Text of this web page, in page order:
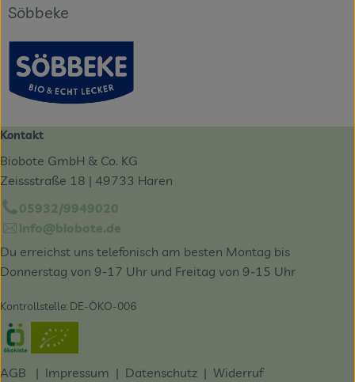
Söbbeke
Kontakt
Biobote GmbH & Co. KG
Zeissstraße 18 | 49733 Haren
05932/9949020
info@biobote.de
Du erreichst uns telefonisch am besten Montag bis
Donnerstag von 9-17 Uhr und Freitag von 9-15 Uhr
Kontrollstelle: DE-ÖKO-006
Externer Link zu https://www.oekokiste.de/
AGB | Impressum | Datenschutz | Widerruf